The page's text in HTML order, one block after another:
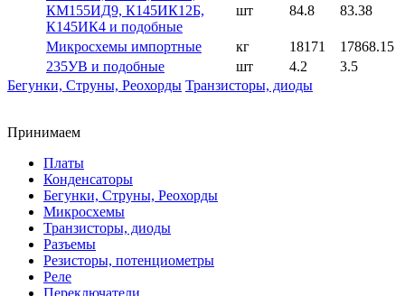
КМ155ИД9, К145ИК12Б,
К145ИК4 и подобные
шт 84.8 83.38
Микросхемы импортные кг 18171
17868.15
235УВ и подобные
шт 4.2
3.5
Бегунки, Струны, Реохорды Транзисторы, диоды
Принимаем
Платы
Конденсаторы
Бегунки, Струны, Реохорды
Микросхемы
Транзисторы, диоды
Разъемы
Резисторы, потенциометры
Реле
Переключатели